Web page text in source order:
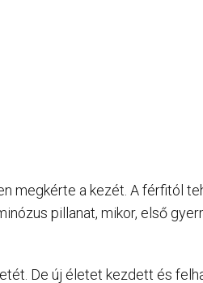
megkérte a kezét. A férfitól
pillanat, mikor, első
De új életet kezdett és